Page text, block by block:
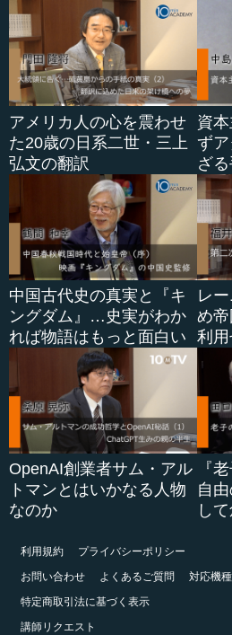
アメリカ人の心を震わせ
た20歳の日系二世・三上
弘文の翻訳
資
ずア
ざ
中国古代史の真実と『キ
ングダム』…史実がわか
れば物語はもっと面白い
レ
め
利用
OpenAI創業者サム・アル
トマンとはいかなる人物
なのか
『
自
し
利用規約
プライバシーポリシー
お問い合わせ
よくあるご質問
対応機種
特定商取引法に基づく表示
講師リクエスト